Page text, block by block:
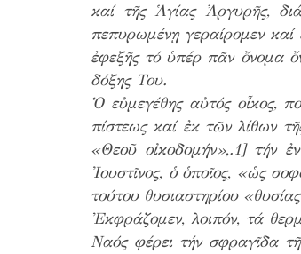
καί τῆς Ἁγίας Ἀργυρῆς,
πεπυρωμένῃ γεραίρομεν καί
ἐφεξῆς τό ὑπέρ πᾶν ὄνομα
δόξης Του.
Ὁ εὐμεγέθης αὐτός οἶκος,
πίστεως καί ἐκ τῶν λίθων
«Θεοῦ οἰκοδομήν»,.1] τήν
Ἰουστῖνος, ὁ ὁποῖος, «ὡς
τούτου θυσιαστηρίου
Ἐκφράζομεν, λοιπόν, τά
Ναός φέρει τήν σφραγῖδα